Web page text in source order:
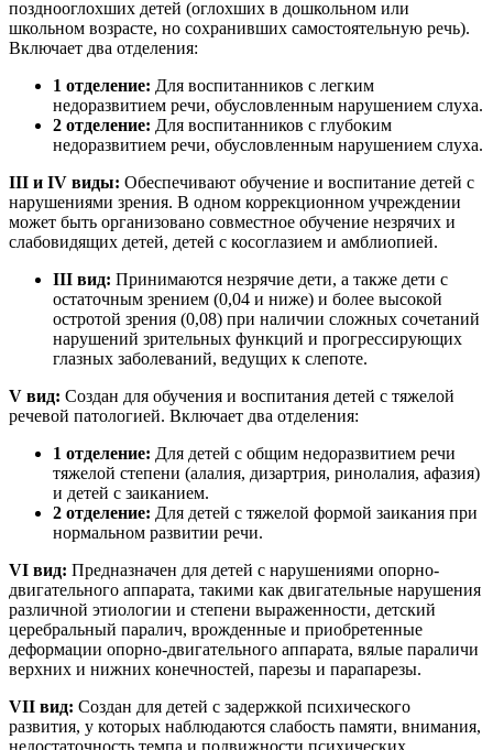
позднооглохших детей (оглохших в дошкольном или
школьном возрасте, но сохранивших самостоятельную речь).
Включает два отделения:
1 отделение: Для воспитанников с легким
недоразвитием речи, обусловленным нарушением слуха.
2 отделение: Для воспитанников с глубоким
недоразвитием речи, обусловленным нарушением слуха.
III и IV виды: Обеспечивают обучение и воспитание детей с
нарушениями зрения. В одном коррекционном учреждении
может быть организовано совместное обучение незрячих и
слабовидящих детей, детей с косоглазием и амблиопией.
III вид: Принимаются незрячие дети, а также дети с
остаточным зрением (0,04 и ниже) и более высокой
остротой зрения (0,08) при наличии сложных сочетаний
нарушений зрительных функций и прогрессирующих
глазных заболеваний, ведущих к слепоте.
V вид: Создан для обучения и воспитания детей с тяжелой
речевой патологией. Включает два отделения:
1 отделение: Для детей с общим недоразвитием речи
тяжелой степени (алалия, дизартрия, ринолалия, афазия)
и детей с заиканием.
2 отделение: Для детей с тяжелой формой заикания при
нормальном развитии речи.
VI вид: Предназначен для детей с нарушениями опорно-
двигательного аппарата, такими как двигательные нарушения
различной этиологии и степени выраженности, детский
церебральный паралич, врожденные и приобретенные
деформации опорно-двигательного аппарата, вялые параличи
верхних и нижних конечностей, парезы и парапарезы.
VII вид: Создан для детей с задержкой психического
развития, у которых наблюдаются слабость памяти, внимания,
недостаточность темпа и подвижности психических